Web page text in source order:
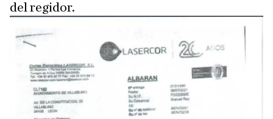
del regidor.